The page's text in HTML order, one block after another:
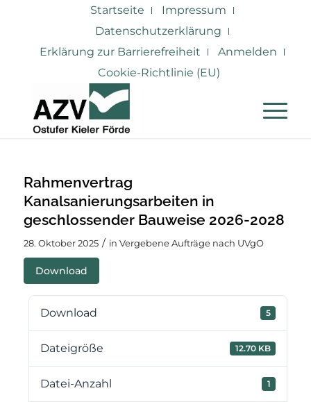
Startseite
Impressum
Datenschutzerklärung
Erklärung zur Barrierefreiheit
Anmelden
Cookie-Richtlinie (EU)
Rahmenvertrag
Kanalsanierungsarbeiten in
geschlossender Bauweise 2026-2028
28. Oktober 2025 / in Vergebene Aufträge nach UVgO
Download
Download 5
Dateigröße 12.70 KB
Datei-Anzahl 1